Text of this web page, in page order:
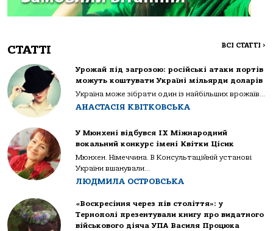
СТАТТІ ВСІ СТАТТІ >
Урожай під загрозою: російські атаки портів
можуть коштувати Україні мільярди доларів
Україна може зібрати один із найбільших врожаїв...
АНАСТАСІЯ КВІТКОВСЬКА
У Мюнхені відбувся IX Міжнародний
вокальний конкурс імені Квітки Цісик
Мюнхен. Німеччина. В Консультаційній установі
України вшанували...
ЛЮДМИЛА ОСТРОВСЬКА
«Воскресіння через пів століття»: у
Тернополі презентували книгу про видатного
військового діяча УПА Василя Процюка